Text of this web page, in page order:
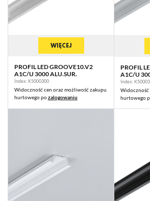
WIĘCEJ
PROFIL LED GROOVE10.V2
A1C/U 3000 ALU.SUR.
Index: K5000300
Widoczność cen oraz możliwość zakupu
hurtowego pozalogowaniu
PROFIL
A1C/U
Index:
Widoczność
hurtowego